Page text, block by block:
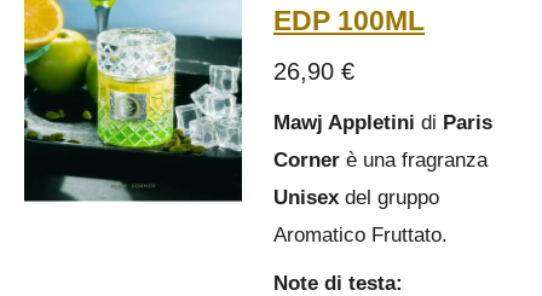
EDP 100ML
26,90 €
Mawj Appletini di Paris
Corner è una fragranza
Unisex del gruppo
Aromatico Fruttato.
Note di testa: